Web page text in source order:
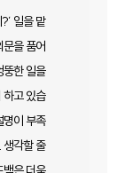
일을 맡
문을 품어
뚱한 일을
하고 있습
명이 부족
생각할 줄